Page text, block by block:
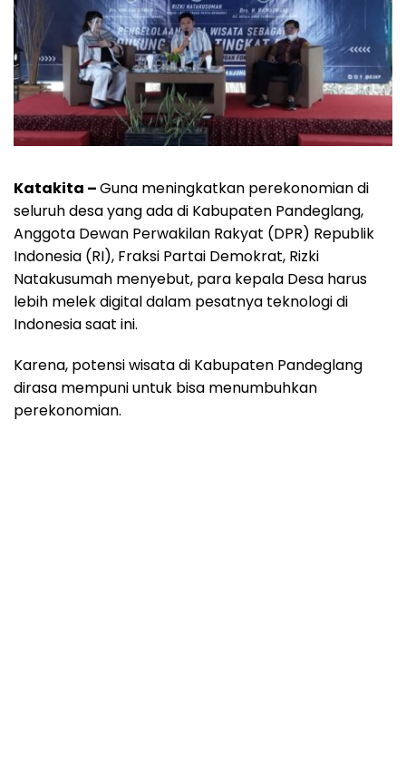
Katakita –Guna meningkatkan perekonomian di
seluruh desa yang ada di Kabupaten Pandeglang,
Anggota Dewan Perwakilan Rakyat (DPR) Republik
Indonesia (RI), Fraksi Partai Demokrat, Rizki
Natakusumah menyebut, para kepala Desa harus
lebih melek digital dalam pesatnya teknologi di
Indonesia saat ini.
Karena, potensi wisata di Kabupaten Pandeglang
dirasa mempuni untuk bisa menumbuhkan
perekonomian.